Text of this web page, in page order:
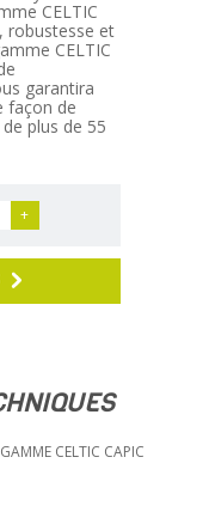
CELTIC
robustesse et
CELTIC
garantira
façon de
plus de 55
+
CELTIC CAPIC